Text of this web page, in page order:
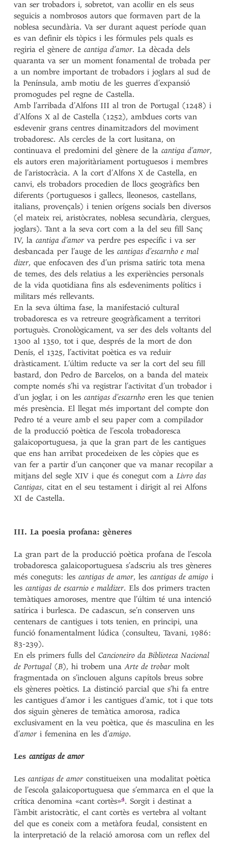
van ser trobadors i, sobretot, van acollir en els seus
seguicis a nombrosos autors que formaven part de la
noblesa secundària. Va ser durant aquest període quan
es van definir els tòpics i les fórmules pels quals es
regiria el gènere decantiga d’amor. La dècada dels
quaranta va ser un moment fonamental de trobada per
a un nombre important de trobadors i joglars al sud de
la Península, amb motiu de les guerres d’expansió
promogudes pel regne de Castella.
Amb l’arribada d’Alfons III al tron de Portugal (1248) i
d’Alfons X al de Castella (1252), ambdues corts van
esdevenir grans centres dinamitzadors del moviment
trobadoresc. Als cercles de la cort lusitana, on
continuava el predomini del gènere de lacantiga d’amor,
els autors eren majoritàriament portuguesos i membres
de l’aristocràcia. A la cort d’Alfons X de Castella, en
canvi, els trobadors procedien de llocs geogràfics ben
diferents (portuguesos i gallecs, lleonesos, castellans,
italians, provençals) i tenien orígens socials ben diversos
(el mateix rei, aristòcrates, noblesa secundària, clergues,
joglars). Tant a la seva cort com a la del seu fill Sanç
IV, lacantiga d’amorva perdre pes específic i va ser
desbancada per l’auge de lescantigas d’escarnho e mal
dizer, que enfocaven des d’un prisma satíric tota mena
de temes, des dels relatius a les experiències personals
de la vida quotidiana fins als esdeveniments polítics i
militars més rellevants.
En la seva última fase, la manifestació cultural
trobadoresca es va retreure geogràficament a territori
portuguès. Cronològicament, va ser des dels voltants del
1300 al 1350, tot i que, després de la mort de don
Denís, el 1325, l’activitat poètica es va reduir
dràsticament. L’últim reducte va ser la cort del seu fill
bastard, don Pedro de Barcelos, on a banda del mateix
compte només s’hi va registrar l’activitat d’un trobador i
d’un joglar, i on lescantigas d’escarnho eren les que tenien
més presència. El llegat més important del compte don
Pedro té a veure amb el seu paper com a compilador
de la producció poètica de l’escola trobadoresca
galaicoportuguesa, ja que la gran part de les cantigues
que ens han arribat procedeixen de les còpies que es
van fer a partir d’un cançoner que va manar recopilar a
mitjans del segle XIV i que és conegut com aLivro das
Cantigas, citat en el seu testament i dirigit al rei Alfons
XI de Castella.
III. La poesia profana: gèneres
La gran part de la producció poètica profana de l’escola
trobadoresca galaicoportuguesa s’adscriu als tres gèneres
més coneguts: lescantigas de amor, lescantigas de amigo i
lescantigas de escarnio e maldizer. Els dos primers tracten
temàtiques amoroses, mentre que l’últim té una intenció
satírica i burlesca. De cadascun, se’n conserven uns
centenars de cantigues i tots tenien, en principi, una
funció fonamentalment lúdica (consulteu, Tavani, 1986:
83-239).
En els primers fulls delCancioneiro da Biblioteca Nacional
de Portugal (B), hi trobem unaArte de trobarmolt
fragmentada on s’inclouen alguns capítols breus sobre
els gèneres poètics. La distinció parcial que s’hi fa entre
les cantigues d’amor i les cantigues d’amic, tot i que tots
dos siguin gèneres de temàtica amorosa, radica
exclusivament en la veu poètica, que és masculina en les
d’amori femenina en les d’amigo.
Lescantigas de amor
Lescantigas de amorconstitueixen una modalitat poètica
de l’escola galaicoportuguesa que s’emmarca en el que la
crítica denomina«cant cortès»4. Sorgit i destinat a
l’àmbit aristocràtic, el cant cortès es vertebra al voltant
del que es coneix com a metàfora feudal, consistent en
la interpretació de la relació amorosa com un reflex del